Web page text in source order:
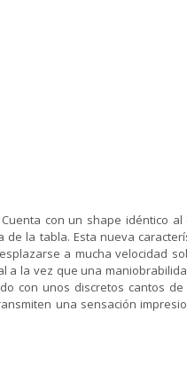
con un shape idéntico al
la tabla. Esta nueva
a mucha velocidad
la vez que una
con unos discretos cantos
una sensación